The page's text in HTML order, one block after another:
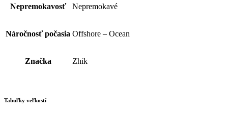
Nepremokavosť Nepremokavé
Náročnosť počasia Offshore – Ocean
Značka Zhik
Tabuľky veľkostí